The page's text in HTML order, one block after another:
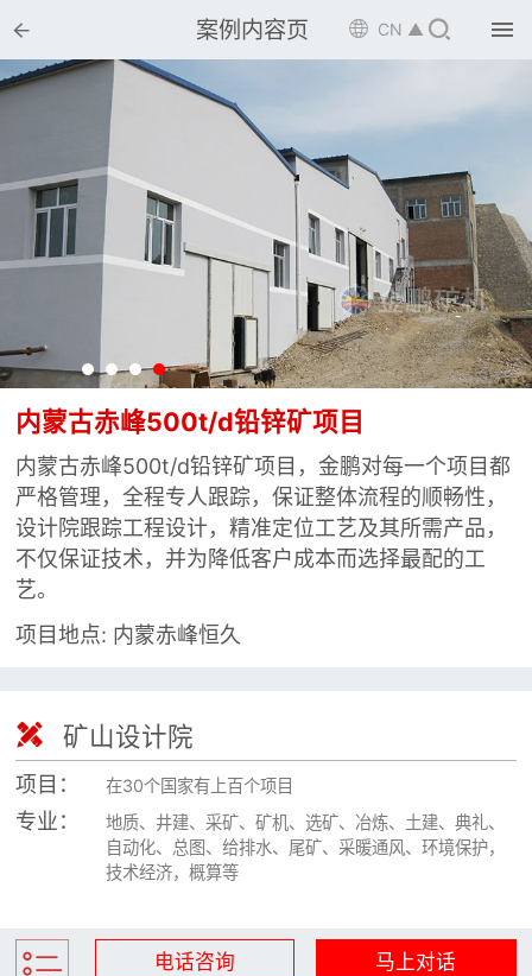
 案例内容页 CN ▲ 
内蒙古赤峰500t/d铅锌矿项目
内蒙古赤峰500t/d铅锌矿项目，金鹏对每一个项目都
严格管理，全程专人跟踪，保证整体流程的顺畅性，
设计院跟踪工程设计，精准定位工艺及其所需产品，
不仅保证技术，并为降低客户成本而选择最配的工
艺。
项目地点: 内蒙赤峰恒久
 矿山设计院
项目： 在30个国家有上百个项目
专业：
地质、井建、采矿、矿机、选矿、冶炼、土建、典礼、
自动化、总图、给排水、尾矿、采暖通风、环境保护，
技术经济，概算等
电话咨询 马上对话

 选矿设备
 配件耗材
 解决方案
 选矿总包
 案例中心

 新闻中心
 矿山设计院
 联系我们